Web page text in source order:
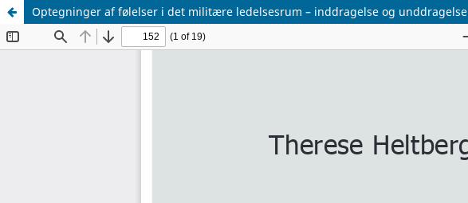
Optegninger af følelser i det militære ledelsesrum – inddragelse og unddragelse